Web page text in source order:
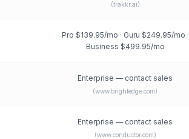
(trakkr.ai)
Pro $139.95/mo · Guru $249.95/mo ·
Business $499.95/mo
Enterprise — contact sales
(www.brightedge.com)
Enterprise — contact sales
(www.conductor.com)